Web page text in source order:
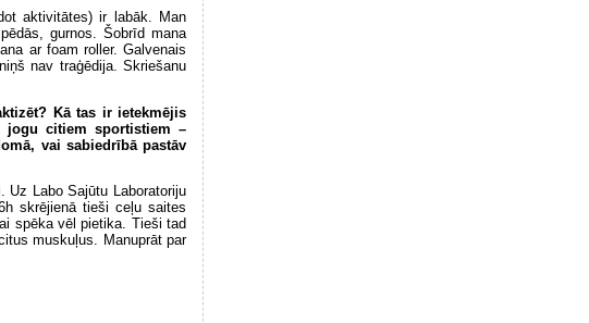
aktivitātes) ir labāk. Man
gurnos. Šobrīd mana
ar foam roller. Galvenais
nav traģēdija. Skriešanu
Kā tas ir ietekmējis
jogu citiem sportistiem –
vai sabiedrībā pastāv
Uz Labo Sajūtu Laboratoriju
skrējienā tieši ceļu saites
spēka vēl pietika. Tieši tad
muskuļus. Manuprāt par